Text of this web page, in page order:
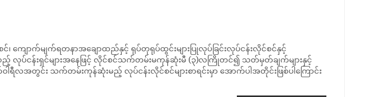
ျောက်မျက်ရတနာအချောထည်နှင့် ရုပ်တုရုပ်ထွင်းများပြုလုပ်ခြင်းလုပ်ငန်းလိုင်စင်နှင့်
သည့် လုပ်ငန်းရှင်များအနေဖြင့် လိုင်စင်သက်တမ်းမကုန်ဆုံးမီ (၃)လကြိုတင်၍ သတ်မှတ်ချက်များနှင့်
ါရီလအတွင်း သက်တမ်းကုန်ဆုံးမည့် လုပ်ငန်းလိုင်စင်များစာရင်းမှာ အောက်ပါအတိုင်းဖြစ်ပါကြောင်း